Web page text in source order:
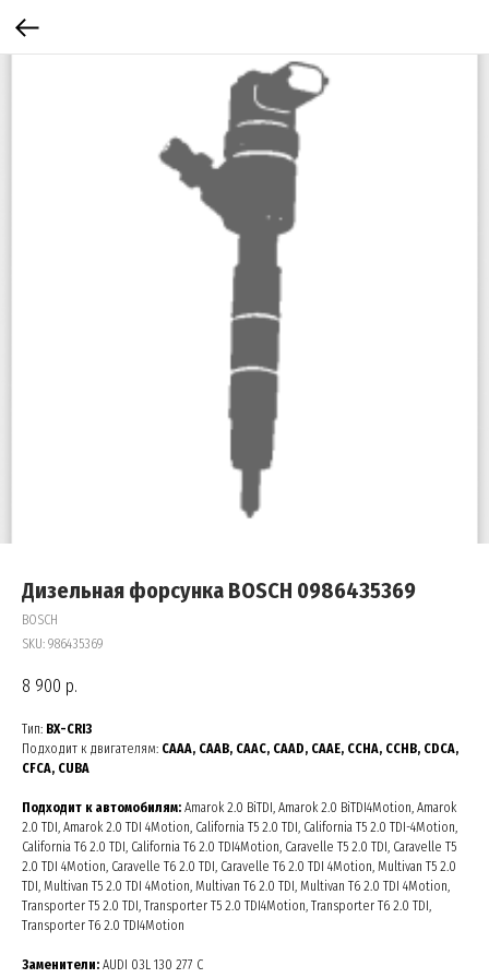
Дизельная форсунка BOSCH 0986435369
BOSCH
SKU: 986435369
8 900 р.
Тип: BX-CRI3
Подходит к двигателям: CAAA, CAAB, CAAC, CAAD, CAAE, CCHA, CCHB, CDCA,
CFCA, CUBA
Подходит к автомобилям: Amarok 2.0 BiTDI, Amarok 2.0 BiTDI4Motion, Amarok
2.0 TDI, Amarok 2.0 TDI 4Motion, California T5 2.0 TDI, California T5 2.0 TDI-4Motion,
California T6 2.0 TDI, California T6 2.0 TDI4Motion, Caravelle T5 2.0 TDI, Caravelle T5
2.0 TDI 4Motion, Caravelle T6 2.0 TDI, Caravelle T6 2.0 TDI 4Motion, Multivan T5 2.0
TDI, Multivan T5 2.0 TDI 4Motion, Multivan T6 2.0 TDI, Multivan T6 2.0 TDI 4Motion,
Transporter T5 2.0 TDI, Transporter T5 2.0 TDI4Motion, Transporter T6 2.0 TDI,
Transporter T6 2.0 TDI4Motion
Заменители: AUDI 03L 130 277 C